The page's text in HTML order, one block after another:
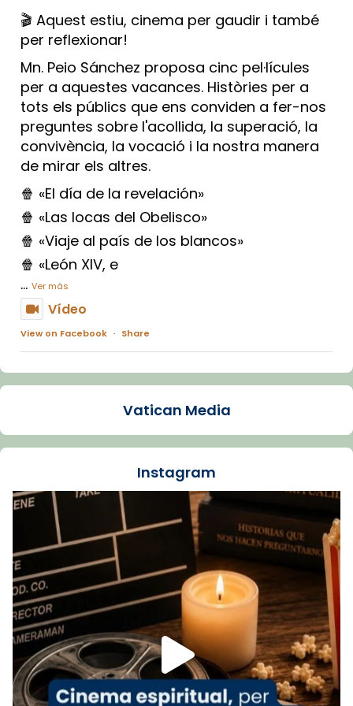
🎬 Aquest estiu, cinema per gaudir i també
per reflexionar!
Mn. Peio Sánchez proposa cinc pel·lícules
per a aquestes vacances. Històries per a
tots els públics que ens conviden a fer-nos
preguntes sobre l'acollida, la superació, la
convivència, la vocació i la nostra manera
de mirar els altres.
🍿 «El día de la revelación»
🍿 «Las locas del Obelisco»
🍿 «Viaje al país de los blancos»
🍿 «León XIV, e
... Ver más
Vídeo
View on Facebook · Share
Arquebisbat de Barcelona
La Carmina va patir depressió. Fa gairebé
dos mesos, a l'Estadi Lluís Companys, la
Recupera l'entrevista comp
Vatican
tican News 👇
www.vaticannews.va/es/iglesia/news/2026-
07/carmina-historia-depresion-papa-viaje-
espana-testimoni...
Foto
View on Facebook · Share
Arquebisbat de Barcelona
2 weeks ago
Vatican Media
Instagram